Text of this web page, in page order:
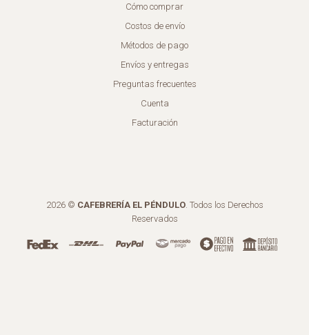
Cómo comprar
Costos de envío
Métodos de pago
Envíos y entregas
Preguntas frecuentes
Cuenta
Facturación
2026 © CAFEBRERÍA EL PÉNDULO. Todos los Derechos
Reservados